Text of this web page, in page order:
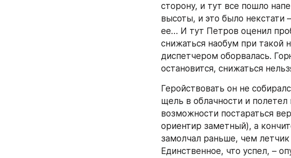
сторону, и тут все пошло
высоты, и это было некстати
ее… И тут Петров оценил
снижаться наобум при такой
диспетчером оборвалась.
остановится, снижаться
Геройствовать он не
щель в облачности и
возможности постараться
ориентир заметный), а
замолчал раньше, чем
Единственное, что успел, –